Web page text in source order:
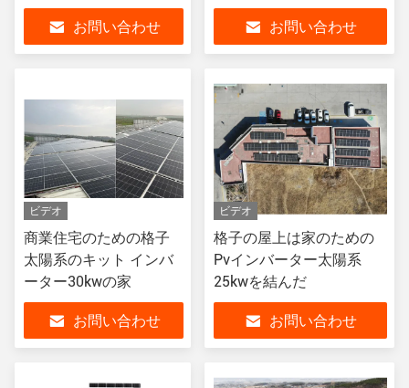
3Phase
お問い合わせ お問い合わせ
ビデオ
商業住宅のための格子
太陽系のキット インバ
ーター30kwの家
お問い合わせ
ビデオ
格子の屋上は家のための
Pvインバーター太陽系
25kwを結んだ
お問い合わせ